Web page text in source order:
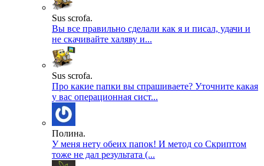
Sus scrofa.
Вы все правильно сделали как я и писал, удачи и
не скачивайте халяву и...
Sus scrofa.
Про какие папки вы спрашиваете? Уточните какая
у вас операционная сист...
Полина.
У меня нету обеих папок! И метод со Скриптом
тоже не дал результата (...